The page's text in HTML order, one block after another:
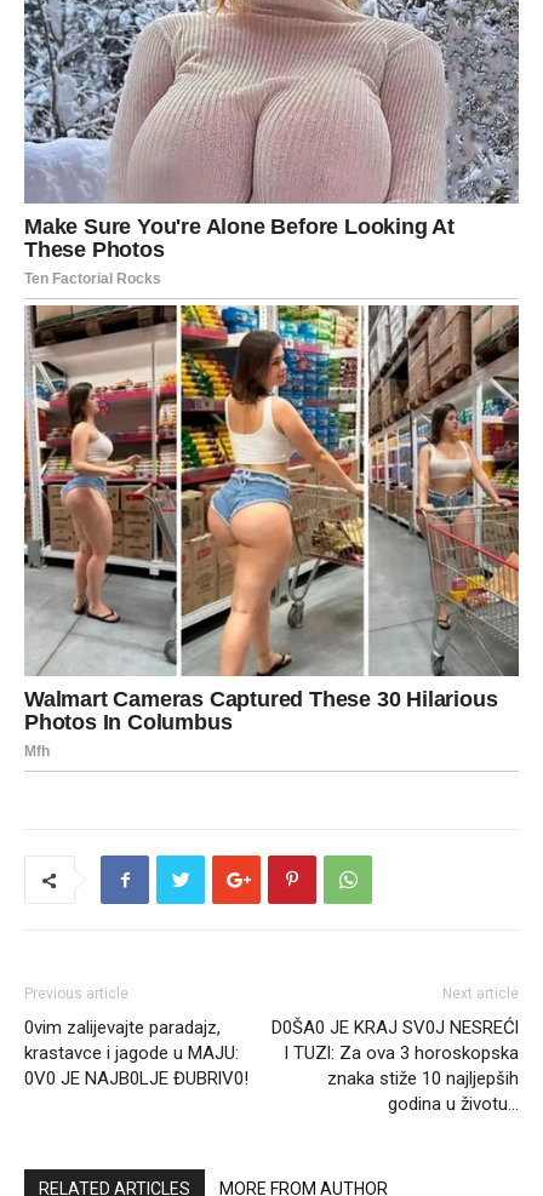
Previous article
0vim zalijevajte paradajz,
krastavce i jagode u MAJU:
0V0 JE NAJB0LJE ĐUBRlV0!
Next article
D0ŠA0 JE KRAJ SV0J NESREĆl
I TUZl: Za ova 3 horoskopska
znaka stiže 10 najljepših
godina u životu…
RELATED ARTICLES MORE FROM AUTHOR